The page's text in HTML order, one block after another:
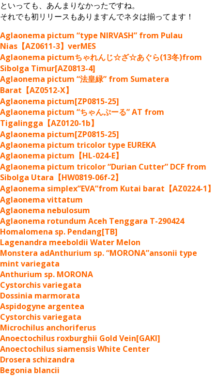
といっても、あんまりなかったですね。
それでも初リリースもありますんでネタは揃ってます！
Aglaonema pictum “type NIRVASH” from Pulau
Nias【AZ0611-3】verMES
Aglaonema pictumちゃれんじ☆ざ☆あぐら(13冬)from
Sibolga Timur[AZ0813-4]
Aglaonema pictum “法皇緑” from Sumatera
Barat【AZ0512-X】
Aglaonema pictum[ZP0815-25]
Aglaonema pictum “ちゃんぷーる” AT from
Tigalingga【AZ0120-1b】
Aglaonema pictum[ZP0815-25]
Aglaonema pictum tricolor type EUREKA
Aglaonema pictum【HL-024-E】
Aglaonema pictum tricolor “Durian Cutter” DCF from
Sibolga Utara【HW0819-06f-2】
Aglaonema simplex”EVA”from Kutai barat【AZ0224-1】
Aglaonema vittatum
Aglaonema nebulosum
Aglaonema rotundum Aceh Tenggara T-290424
Homalomena sp. Pendang[TB]
Lagenandra meeboldii Water Melon
Monstera adAnthurium sp. “MORONA”ansonii type
mint variegata
Anthurium sp. MORONA
Cystorchis variegata
Dossinia marmorata
Aspidogyne argentea
Cystorchis variegata
Microchilus anchoriferus
Anoectochilus roxburghii Gold Vein[GAKI]
Anoectochilus siamensis White Center
Drosera schizandra
Begonia blancii